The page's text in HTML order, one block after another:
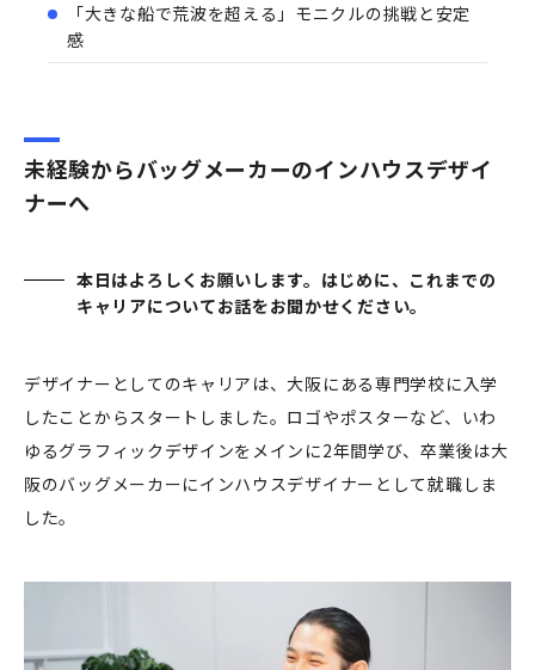
「大きな船で荒波を超える」モニクルの挑戦と安定
感
未経験からバッグメーカーのインハウスデザイ
ナーへ
本日はよろしくお願いします。はじめに、これまでの
キャリアについてお話をお聞かせください。
デザイナーとしてのキャリアは、大阪にある専門学校に入学
したことからスタートしました。ロゴやポスターなど、いわ
ゆるグラフィックデザインをメインに2年間学び、卒業後は大
阪のバッグメーカーにインハウスデザイナーとして就職しま
した。